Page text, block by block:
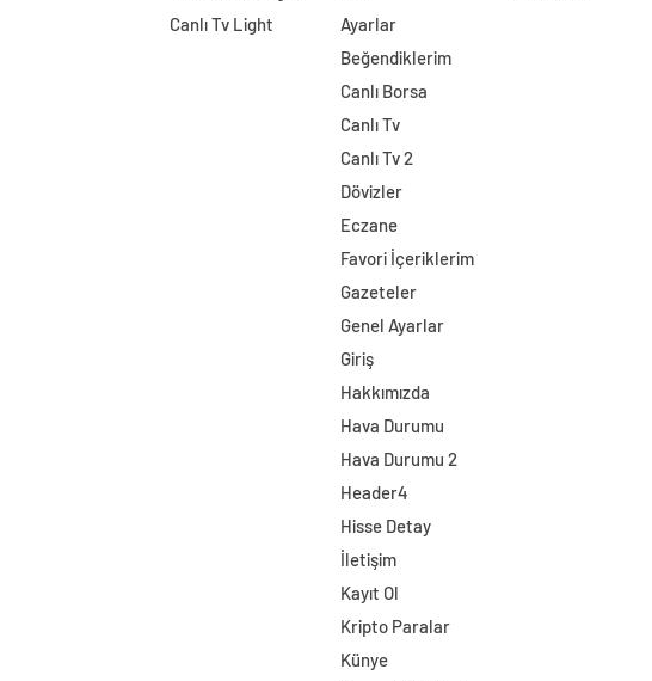
Canlı Tv Light
Ayarlar
Beğendiklerim
Canlı Borsa
Canlı Tv
Canlı Tv 2
Dövizler
Eczane
Favori İçeriklerim
Gazeteler
Genel Ayarlar
Giriş
Hakkımızda
Hava Durumu
Hava Durumu 2
Header4
Hisse Detay
İletişim
Kayıt Ol
Kripto Paralar
Künye